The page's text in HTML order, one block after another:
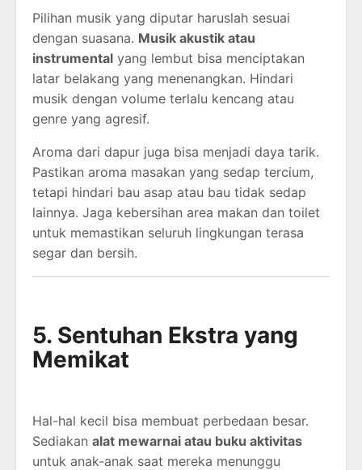
Pilihan musik yang diputar haruslah sesuai
dengan suasana. Musik akustik atau
instrumental yang lembut bisa menciptakan
latar belakang yang menenangkan. Hindari
musik dengan volume terlalu kencang atau
genre yang agresif.
Aroma dari dapur juga bisa menjadi daya tarik.
Pastikan aroma masakan yang sedap tercium,
tetapi hindari bau asap atau bau tidak sedap
lainnya. Jaga kebersihan area makan dan toilet
untuk memastikan seluruh lingkungan terasa
segar dan bersih.
5. Sentuhan Ekstra yang
Memikat
Hal-hal kecil bisa membuat perbedaan besar.
Sediakan alat mewarnai atau buku aktivitas
untuk anak-anak saat mereka menunggu